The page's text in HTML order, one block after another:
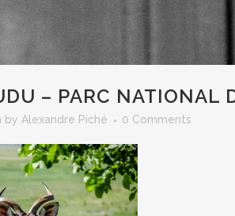
– PARC NATIONAL
by Alexandre Piché 0 Comments